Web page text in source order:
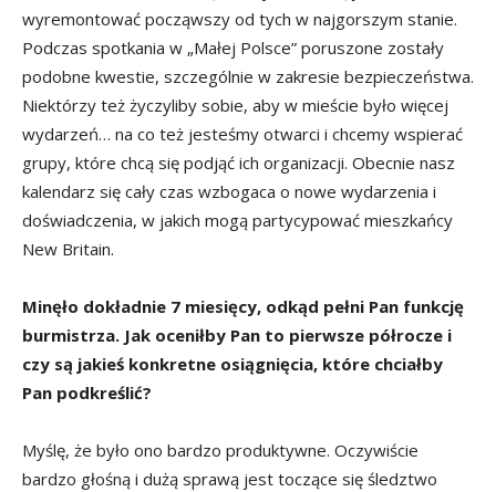
wyremontować począwszy od tych w najgorszym stanie.
Podczas spotkania w „Małej Polsce” poruszone zostały
podobne kwestie, szczególnie w zakresie bezpieczeństwa.
Niektórzy też życzyliby sobie, aby w mieście było więcej
wydarzeń… na co też jesteśmy otwarci i chcemy wspierać
grupy, które chcą się podjąć ich organizacji. Obecnie nasz
kalendarz się cały czas wzbogaca o nowe wydarzenia i
doświadczenia, w jakich mogą partycypować mieszkańcy
New Britain.
Minęło dokładnie 7 miesięcy, odkąd pełni Pan funkcję
burmistrza. Jak oceniłby Pan to pierwsze półrocze i
czy są jakieś konkretne osiągnięcia, które chciałby
Pan podkreślić?
Myślę, że było ono bardzo produktywne. Oczywiście
bardzo głośną i dużą sprawą jest toczące się śledztwo